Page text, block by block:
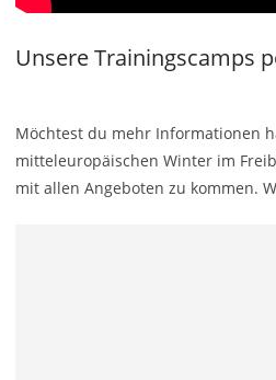
Unsere Trainingscamps
Möchtest du mehr Informationen
mitteleuropäischen Winter im
mit allen Angeboten zu kommen.